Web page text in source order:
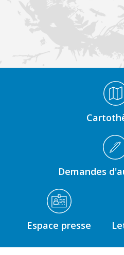
Demandes
Espace presse